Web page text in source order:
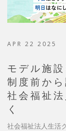
APR 22 2025
モデル施
制度前か
社会福祉
く
社会福祉法人生活